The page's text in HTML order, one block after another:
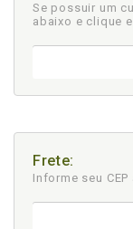
Se possuir um
abaixo e clique
Frete:
Informe seu